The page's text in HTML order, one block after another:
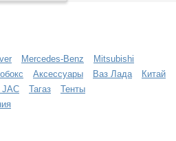
Mercedes-Benz
Mitsubishi
Аксессуары Ваз Лада
Китай
Тагаз
Тенты